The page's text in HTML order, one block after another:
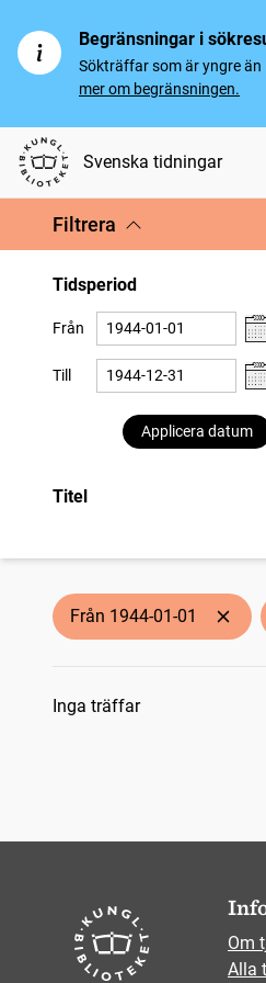
Begränsningar i
Sökträffar som är yngre
mer om begränsningen.
Svenska tidningar
Filtrera
Tidsperiod
Från
Till
Applicera datum
Titel
Från 1944-01-01
Sökresultat
Inga träffar
Om
Alla